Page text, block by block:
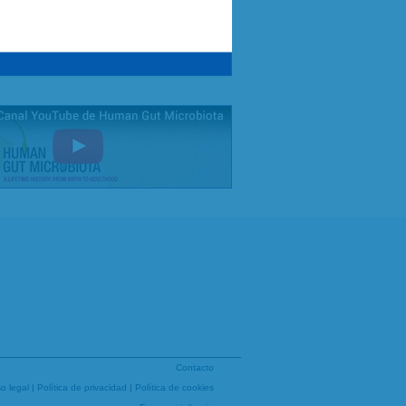
Contacto
legal | Política de privacidad | Política de cookies